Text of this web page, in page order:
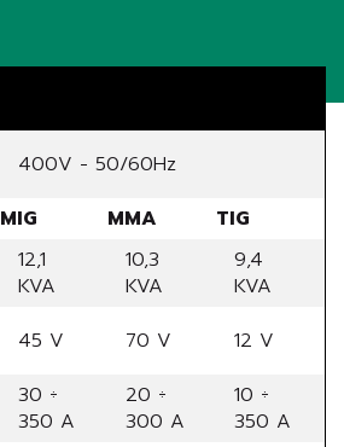
400V - 50/60Hz
MIG
MMA
TIG
12,1
KVA
10,3
KVA
9,4
KVA
45 V 70 V 12 V
30 ÷
350 A
20 ÷
300 A
10 ÷
350 A